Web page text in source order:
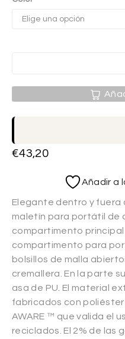
€43,20
Añadir a
Elegante dentro y fuera
maletín para portátil de
compartimento
compartimento para
bolsillos de malla
cremallera. En la parte
asa de PU. El material
fabricados con
AWARE ™ que valida el
reciclados. El 2% de las